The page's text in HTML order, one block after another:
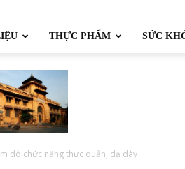
THỰC PHẨM SỨC
dò chức năng thực quản, dạ dày